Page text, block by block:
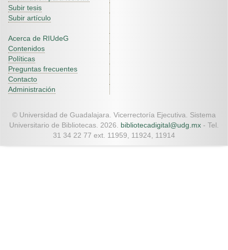
Subir tesis
Subir artículo
Acerca de RIUdeG
Contenidos
Políticas
Preguntas frecuentes
Contacto
Administración
© Universidad de Guadalajara. Vicerrectoría Ejecutiva. Sistema
Universitario de Bibliotecas. 2026. bibliotecadigital@udg.mx - Tel.
31 34 22 77 ext. 11959, 11924, 11914